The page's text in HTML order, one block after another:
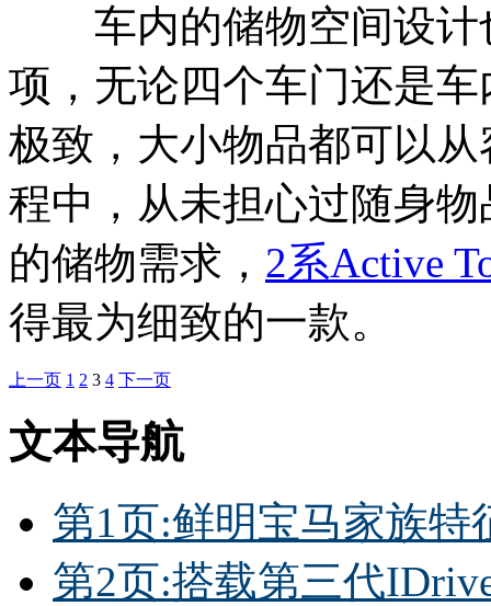
车内的储物空间设计
项，无论四个车门还是
极致，大小物品都可以
程中，从未担心过随身
的储物需求， 2系Active
得最为细致的一款。
上一页 1 2 3 4 下一页
文本导航
第1页:鲜明宝马家族特
第2页:搭载第三代